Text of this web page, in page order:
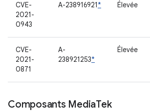
CVE-
2021-
0943
A-238916921* Élevée
CVE-
2021-
0871
A-
238921253*
Élevée
Composants MediaTek